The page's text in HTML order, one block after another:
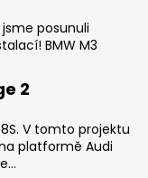
posunuli
BMW M3
2
V tomto projektu
platformě Audi